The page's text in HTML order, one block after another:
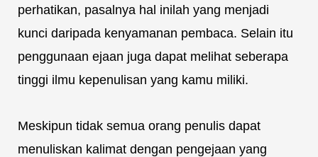
perhatikan, pasalnya hal inilah yang menjadi
kunci daripada kenyamanan pembaca. Selain itu
penggunaan ejaan juga dapat melihat seberapa
tinggi ilmu kepenulisan yang kamu miliki.
Meskipun tidak semua orang penulis dapat
menuliskan kalimat dengan pengejaan yang